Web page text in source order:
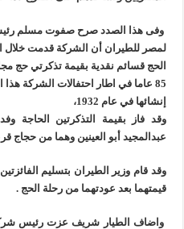
وفى هذا الصدد صرح صفوت مسلم
لمصر للطيران أن الشركة قدمت خلال
الحج قسائم نقدية بقيمة تذكرتي حج
إنشائها في عام 1932،
وقد فاز بقيمة التذكرتين الحاجة
عبدالمجيد أبو العينين وهما من حجاج
وقد قام وزير الطيران بتسليم
قيمتهما بعد عودتهما من رحلة الحج .
واضاف الطيار شريف عزت رئيس